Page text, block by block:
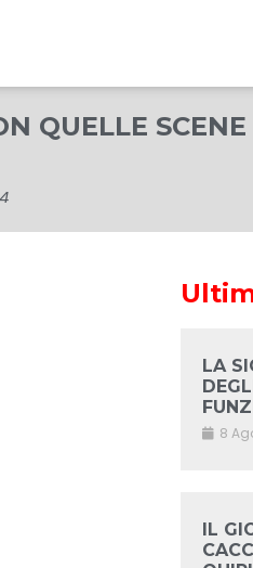
QUELLE
LA
8
IL